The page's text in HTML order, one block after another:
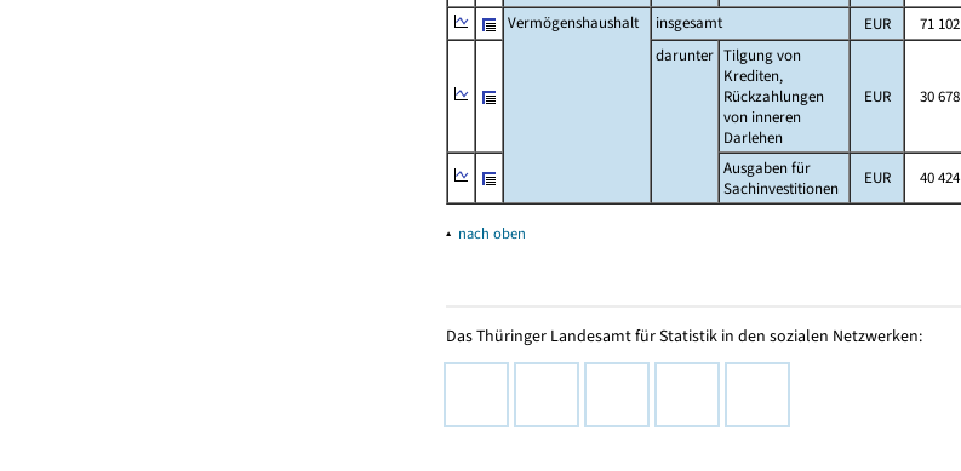
Vermögenshaushalt
insgesamt EUR 71 102
darunter Tilgung von
Krediten,
Rückzahlungen
von inneren
Darlehen
EUR 30 678
Ausgaben für
Sachinvestitionen
EUR 40 424
▴ nach oben
Das Thüringer Landesamt für Statistik in den sozialen Netzwerken: